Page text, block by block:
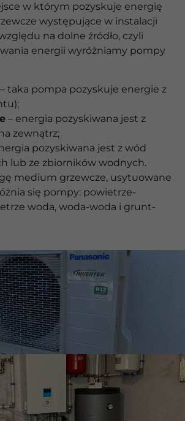
w którym pozyskuje energię
występujące w instalacji
na dolne źródło, czyli
energii wyróżniamy pompy
– taka pompa pozyskuje energie z
– energia pozyskiwana jest z
zewnątrz;
pozyskiwana jest z wód
lub ze zbiorników wodnych.
medium grzewcze, usytuowane
się pompy: powietrze-
woda, woda-woda i grunt-